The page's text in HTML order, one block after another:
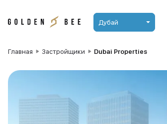
Дубай
Главная Застройщики Dubai Properties